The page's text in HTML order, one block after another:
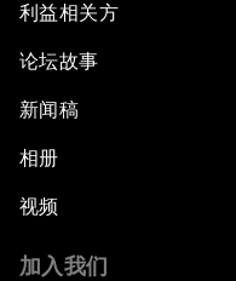
利益相关方
论坛故事
新闻稿
相册
视频
加入我们